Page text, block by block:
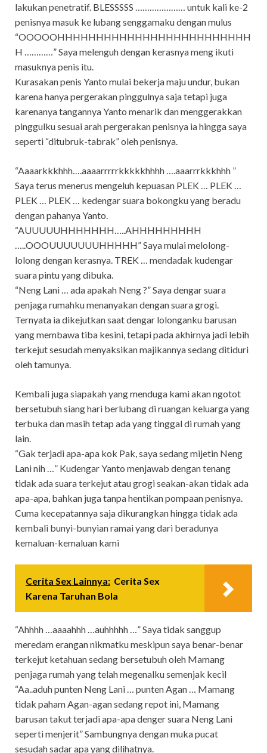
lakukan penetratif. BLESSSSS ………………… untuk kali ke-2
penisnya masuk ke lubang senggamaku dengan mulus
“OOOOOHHHHHHHHHHHHHHHHHHHHHHHHH
H …………” Saya melenguh dengan kerasnya meng ikuti
masuknya penis itu.
Kurasakan penis Yanto mulai bekerja maju undur, bukan
karena hanya pergerakan pinggulnya saja tetapi juga
karenanya tangannya Yanto menarik dan menggerakkan
pinggulku sesuai arah pergerakan penisnya ia hingga saya
seperti “ditubruk-tabrak” oleh penisnya.
“Aaaarkkkhhh….aaaarrrrrkkkkkhhhh ….aaarrrkkkhhh ”
Saya terus menerus mengeluh kepuasan PLEK … PLEK …
PLEK … PLEK … kedengar suara bokongku yang beradu
dengan pahanya Yanto.
“AUUUUUHHHHHHH…..AHHHHHHHHH
…..OOOUUUUUUUHHHHH” Saya mulai melolong-
lolong dengan kerasnya. TREK … mendadak kudengar
suara pintu yang dibuka.
“Neng Lani … ada apakah Neng ?” Saya dengar suara
penjaga rumahku menanyakan dengan suara grogi.
Ternyata ia dikejutkan saat dengar lolonganku barusan
yang membawa tiba kesini, tetapi pada akhirnya jadi lebih
terkejut sesudah menyaksikan majikannya sedang ditiduri
oleh tamunya.
Kembali juga siapakah yang menduga kami akan ngotot
bersetubuh siang hari berlubang di ruangan keluarga yang
terbuka dan masih tetap ada yang tinggal di rumah yang
lain.
“Gak terjadi apa-apa kok Pak, saya sedang mijetin Neng
Lani nih …” Kudengar Yanto menjawab dengan tenang
tidak ada suara terkejut atau grogi seakan-akan tidak ada
apa-apa, bahkan juga tanpa hentikan pompaan penisnya.
Cuma kecepatannya saja dikurangkan hingga tidak ada
kembali bunyi-bunyian ramai yang dari beradunya
kemaluan-kemaluan kami
Cerita Sex Lainnya: Cerita Sex
Karena Taruhan Bola
“Ahhhh …aaaahhh …auhhhhh …” Saya tidak sanggup
meredam erangan nikmatku meskipun saya benar-benar
terkejut ketahuan sedang bersetubuh oleh Mamang
penjaga rumah yang telah megenalku semenjak kecil
“Aa..aduh punten Neng Lani … punten Agan … Mamang
tidak paham Agan-agan sedang repot ini, Mamang
barusan takut terjadi apa-apa denger suara Neng Lani
seperti menjerit” Sambungnya dengan muka pucat
sesudah sadar apa yang dilihatnya.